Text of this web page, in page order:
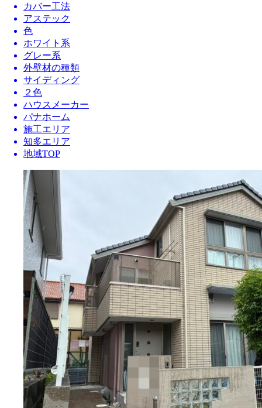
カバー工法
アステック
色
ホワイト系
グレー系
外壁材の種類
サイディング
２色
ハウスメーカー
パナホーム
施工エリア
知多エリア
地域TOP